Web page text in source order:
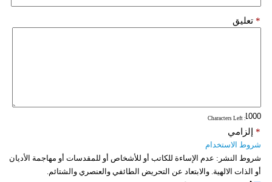
تعليق *
: Characters Left
إلزامي *
شروط الاستخدام
شروط النشر: عدم الإساءة للكاتب أو للأشخاص أو للمقدسات أو مهاجمة الأديان
أو الذات الالهية. والابتعاد عن التحريض الطائفي والعنصري والشتائم.